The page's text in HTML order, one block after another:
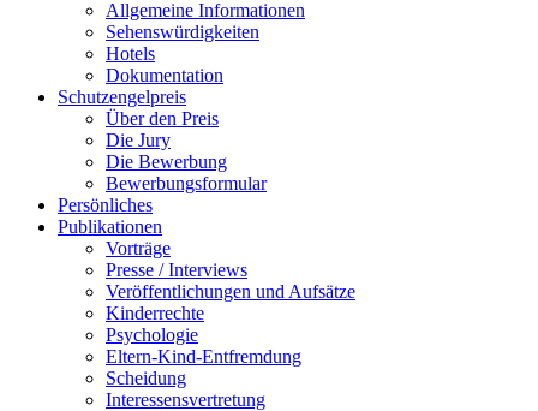
Allgemeine Informationen
Sehenswürdigkeiten
Hotels
Dokumentation
Schutzengelpreis
Über den Preis
Die Jury
Die Bewerbung
Bewerbungsformular
Persönliches
Publikationen
Vorträge
Presse / Interviews
Veröffentlichungen und Aufsätze
Kinderrechte
Psychologie
Eltern-Kind-Entfremdung
Scheidung
Interessensvertretung